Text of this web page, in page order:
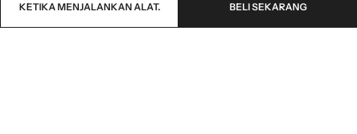
KETIKA MENJALANKAN ALAT.
BELI SEKARANG